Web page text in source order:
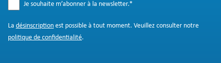
Je souhaite m’abonner à la newsletter.*
La désinscription est possible à tout moment. Veuillez consulter notre
politique de confidentialité.